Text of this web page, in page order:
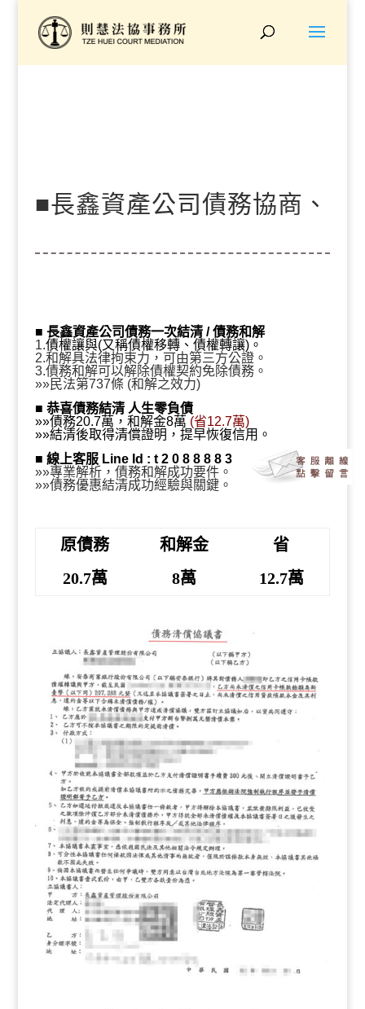
■長鑫資產公司債務協商、
萬、和解金8萬、省12.7
萬』
■ 長鑫資產公司債務一次結清 / 債務和解
1.債權讓與(又稱債權移轉、債權轉讓)。
2.和解具法律拘束力，可由第三方公證。
3.債務和解可以解除債權契約免除債務。
»»民法第737條 (和解之效力)
■ 恭喜債務結清 人生零負債
»»債務20.7萬，和解金8萬 (省12.7萬)
»»結清後取得清償證明，提早恢復信用。
■ 線上客服 Line Id : t 2 0 8 8 8 8 3
»»專業解析，債務和解成功要件。
»»債務優惠結清成功經驗與關鍵。
原債務 和解金
省
20.7萬
8萬 12.7萬